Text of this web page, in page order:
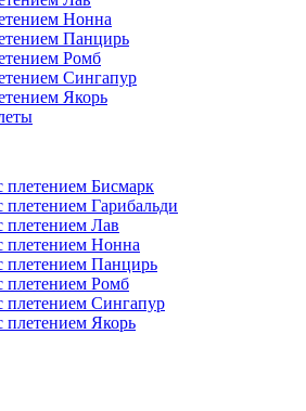
Нонна
Панцирь
Ромб
Сингапур
Якорь
плетением Бисмарк
плетением Гарибальди
плетением Лав
плетением Нонна
плетением Панцирь
плетением Ромб
плетением Сингапур
плетением Якорь